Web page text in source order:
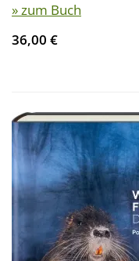
» zum Buch
36,00 €